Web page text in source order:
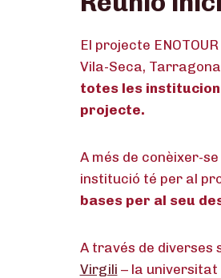
El projecte
Vila-Seca,
totes les
projecte.
A més de conèixer-
institució té per al
bases per al seu
A través de diverses
Virgili – la